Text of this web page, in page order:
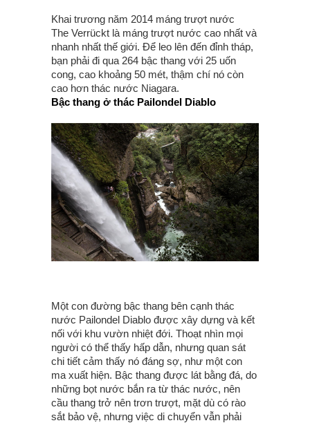
Khai trương năm 2014 máng trượt nước
The Verrückt là máng trượt nước cao nhất và
nhanh nhất thế giới. Để leo lên đến đỉnh tháp,
bạn phải đi qua 264 bậc thang với 25 uốn
cong, cao khoảng 50 mét, thậm chí nó còn
cao hơn thác nước Niagara.
Bậc thang ở thác Pailondel Diablo
Một con đường bậc thang bên cạnh thác
nước Pailondel Diablo được xây dựng và kết
nối với khu vườn nhiệt đới. Thoạt nhìn mọi
người có thể thấy hấp dẫn, nhưng quan sát
chi tiết cảm thấy nó đáng sợ, như một con
ma xuất hiện. Bậc thang được lát bằng đá, do
những bọt nước bắn ra từ thác nước, nên
cầu thang trở nên trơn trượt, mặt dù có rào
sắt bảo vệ, nhưng việc di chuyển vẫn phải